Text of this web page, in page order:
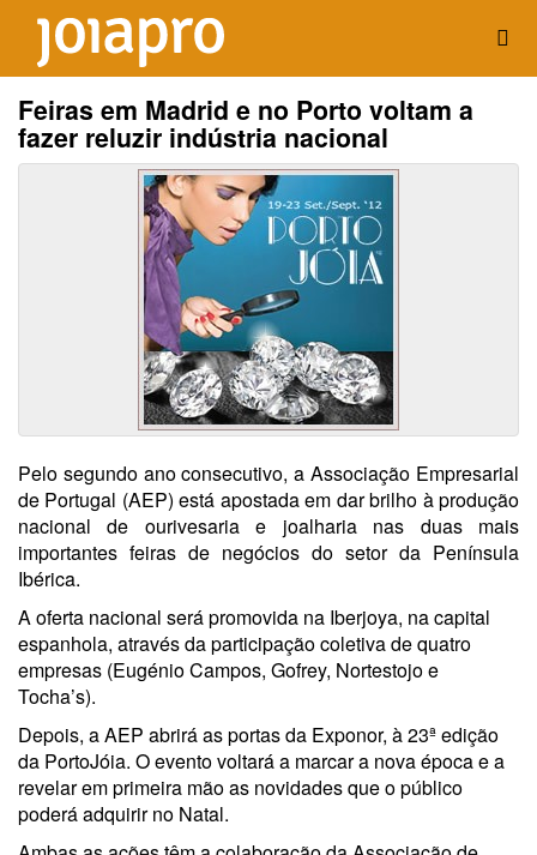
Feiras em Madrid e no Porto voltam a
fazer reluzir indústria nacional
Pelo segundo ano consecutivo, a Associação Empresarial
de Portugal (AEP) está apostada em dar brilho à produção
nacional de ourivesaria e joalharia nas duas mais
importantes feiras de negócios do setor da Península
Ibérica.
A oferta nacional será promovida na Iberjoya, na capital
espanhola, através da participação coletiva de quatro
empresas (Eugénio Campos, Gofrey, Nortestojo e
Tocha’s).
Depois, a AEP abrirá as portas da Exponor, à 23ª edição
da PortoJóia. O evento voltará a marcar a nova época e a
revelar em primeira mão as novidades que o público
poderá adquirir no Natal.